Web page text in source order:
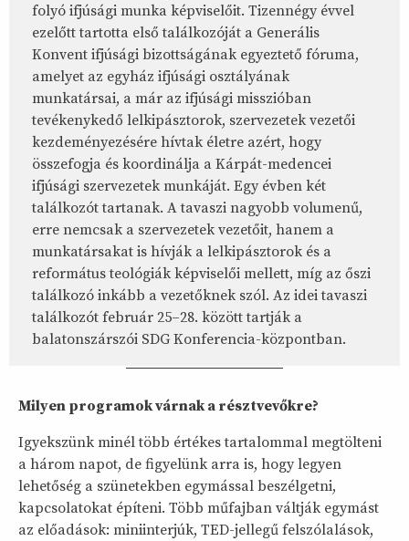
folyó ifjúsági munka képviselőit. Tizennégy évvel
ezelőtt tartotta első találkozóját a Generális
Konvent ifjúsági bizottságának egyeztető fóruma,
amelyet az egyház ifjúsági osztályának
munkatársai, a már az ifjúsági misszióban
tevékenykedő lelkipásztorok, szervezetek vezetői
kezdeményezésére hívtak életre azért, hogy
összefogja és koordinálja a Kárpát-medencei
ifjúsági szervezetek munkáját. Egy évben két
találkozót tartanak. A tavaszi nagyobb volumenű,
erre nemcsak a szervezetek vezetőit, hanem a
munkatársakat is hívják a lelkipásztorok és a
református teológiák képviselői mellett, míg az őszi
találkozó inkább a vezetőknek szól. Az idei tavaszi
találkozót február 25–28. között tartják a
balatonszárszói SDG Konferencia-központban.
Milyen programok várnak a résztvevőkre?
Igyekszünk minél több értékes tartalommal megtölteni
a három napot, de figyelünk arra is, hogy legyen
lehetőség a szünetekben egymással beszélgetni,
kapcsolatokat építeni. Több műfajban váltják egymást
az előadások: miniinterjúk, TED-jellegű felszólalások,